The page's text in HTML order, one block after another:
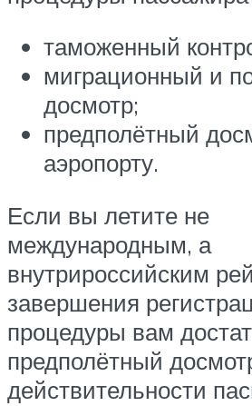
таможенный
миграционный и
досмотр;
предполётный
аэропорту.
Если вы летите не
международным, а
внутрироссийским
завершения
процедуры вам
предполётный
действительности